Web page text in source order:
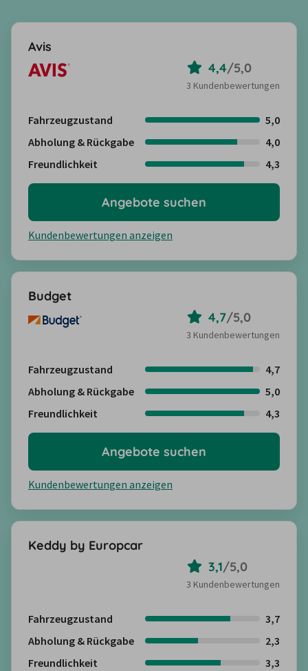
Avis
4,4/5,0
3 Kundenbewertungen
Fahrzeugzustand
5,0
Abholung & Rückgabe
4,0
Freundlichkeit
4,3
Kundenbewertungen anzeigen
Angebote suchen
Budget
4,7/5,0
3 Kundenbewertungen
Fahrzeugzustand
4,7
Abholung & Rückgabe
5,0
Freundlichkeit
4,3
Kundenbewertungen anzeigen
Angebote suchen
Keddy by Europcar
3,1/5,0
3 Kundenbewertungen
Fahrzeugzustand
3,7
Abholung & Rückgabe
2,3
Freundlichkeit
3,3